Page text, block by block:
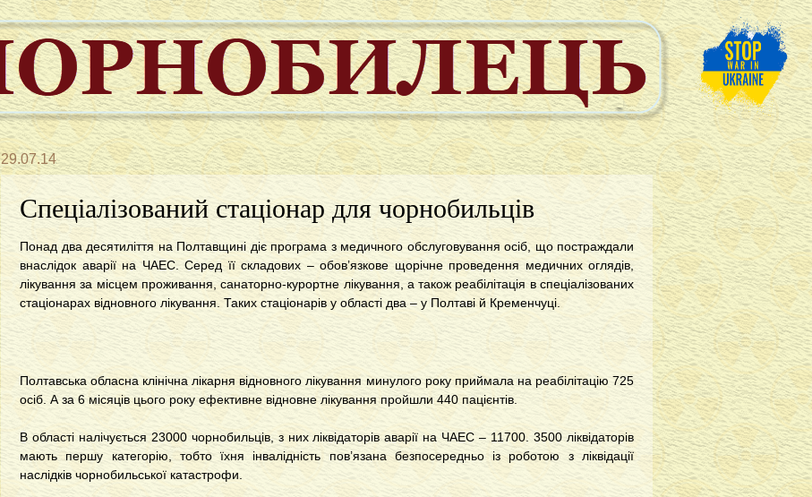
29.07.14
Спеціалізований стаціонар для чорнобильців
Понад два десятиліття на Полтавщині діє програма з медичного обслуговування осіб, що постраждали
внаслідок аварії на ЧАЕС. Серед її складових – обов’язкове щорічне проведення медичних оглядів,
лікування за місцем проживання, санаторно-курортне лікування, а також реабілітація в спеціалізованих
стаціонарах відновного лікування. Таких стаціонарів у області два – у Полтаві й Кременчуці.
Полтавська обласна клінічна лікарня відновного лікування минулого року приймала на реабілітацію 725
осіб. А за 6 місяців цього року ефективне відновне лікування пройшли 440 пацієнтів.
В області налічується 23000 чорнобильців, з них ліквідаторів аварії на ЧАЕС – 11700. 3500 ліквідаторів
мають першу категорію, тобто їхня інвалідність пов’язана безпосередньо із роботою з ліквідації
наслідків чорнобильської катастрофи.